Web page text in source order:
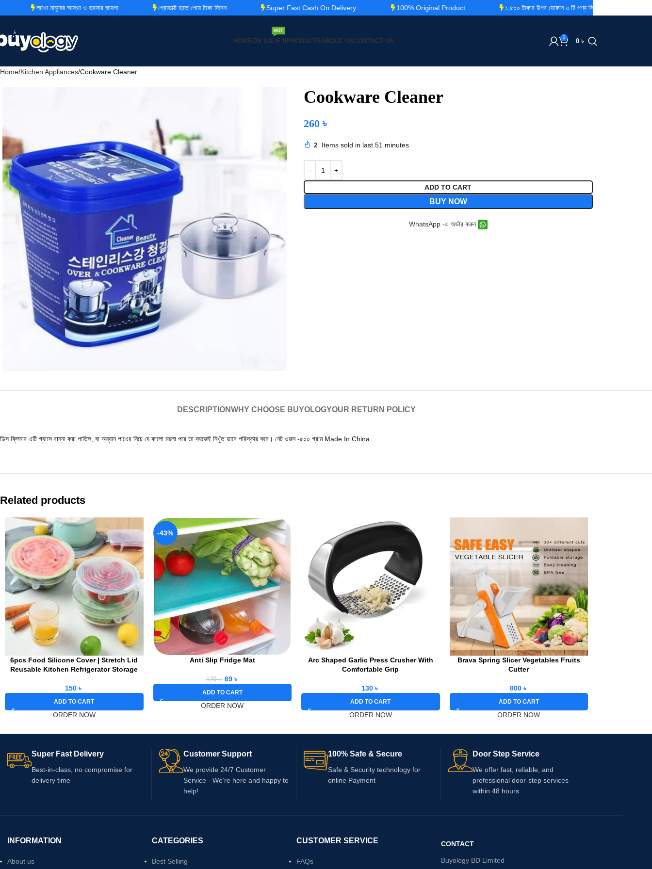
HOMEON SALE !!
HOT
PRODUCTSABOUT USCONTACT US
0
0 ৳
Home Kitchen Appliances Cookware Cleaner
Cookware Cleaner
260৳
2 Items sold in last 51 minutes
ADD TO CART
BUY NOW
WhatsApp -এ অর্ডার করুন
DESCRIPTIONWHY CHOOSE BUYOLOGYOUR RETURN POLICY
ডিস ক্লিনার এটি গ্যাসে রান্না করা পাতিল, বা অন্যান পাএের নিচে যে কালো ময়লা পরে তা সহজেই নিখুঁত ভাবে পরিস্কার করে। নেট ওজন -৫০০ গ্রাম Made In China
Related products
6pcs Food Silicone Cover | Stretch Lid
Reusable Kitchen Refrigerator Storage
150৳
ADD TO CART
ORDER NOW
-43%
Anti Slip Fridge Mat
120৳ 69 ৳
ADD TO CART
ORDER NOW
Arc Shaped Garlic Press Crusher With
Comfortable Grip
130৳
ADD TO CART
ORDER NOW
Brava Spring Slicer Vegetables Fruits
Cutter
800 ৳
ADD TO CART
ORDER NOW
Super Fast Delivery
Best-in-class, no compromise for
delivery time
Customer Support
We provide 24/7 Customer
Service - We’re here and happy to
help!
100% Safe & Secure
Safe & Security technology for
online Payment
Door Step Service
We offer fast, reliable, and
professional door-step services
within 48 hours
INFORMATION
About us
CATEGORIES
Best Selling
CUSTOMER SERVICE
FAQs
CONTACT
Buyology BD Limited
লাখো মানুষের আস্থা ও ভরসার জায়গা প্রোডাক্ট হাতে পেয়ে টাকা দিবেন Super Fast Cash On Delivery 100% Original Product ১,৫০০ টাকার উপর যেকোন ৩ টি পণ্য কিনলেই ডেলিভারি চার্জ ফ্রি